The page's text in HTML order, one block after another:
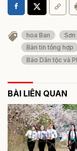
hoa Ban Sơn
Bản tin tổng hợp
Báo Dân tộc và
BÀI LIÊN QUAN